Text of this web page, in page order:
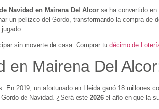
Navidad en Mairena Del Alcor se ha convertido en
un pellizco del Gordo, transformando la compra de
sin moverte de casa. Comprar tu décimo de
en Mairena Del
En 2019, un afortunado en Lleida ganó 18 millones
de Navidad. ¿Será este 2026 el año en que la